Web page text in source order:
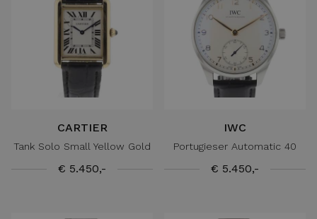
CARTIER
Tank Solo Small Yellow Gold
€ 5.450,-
IWC
Portugieser Automatic 40
€ 5.450,-